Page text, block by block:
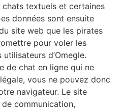
textuels et certaines
données sont ensuite
site web que les pirates
pour voler les
d’Omegle.
de chat en ligne qui ne
vous ne pouvez donc
navigateur. Le site
communication,